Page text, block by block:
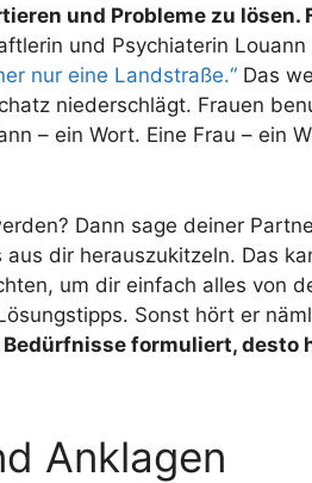
und Probleme zu lösen.
und Psychiaterin
nur eine Landstraße.“ Das
niederschlägt. Frauen
– ein Wort. Eine Frau – ein
Dann sage deiner
dir herauszukitzeln. Das
um dir einfach alles von
Sonst hört er
formuliert, desto
Anklagen